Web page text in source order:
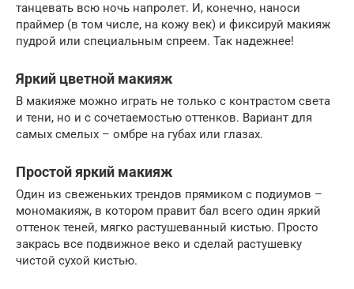
танцевать всю ночь напролет. И, конечно, наноси
праймер (в том числе, на кожу век) и фиксируй макияж
пудрой или специальным спреем. Так надежнее!
Яркий цветной макияж
В макияже можно играть не только с контрастом света
и тени, но и с сочетаемостью оттенков. Вариант для
самых смелых – омбре на губах или глазах.
Простой яркий макияж
Один из свеженьких трендов прямиком с подиумов –
мономакияж, в котором правит бал всего один яркий
оттенок теней, мягко растушеванный кистью. Просто
закрась все подвижное веко и сделай растушевку
чистой сухой кистью.